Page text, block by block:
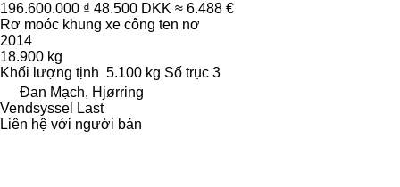
196.600.000 ₫ 48.500 DKK ≈ 6.488 €
Rơ moóc khung xe công ten nơ
2014
18.900 kg
Khối lượng tịnh 5.100 kg Số trục 3
Đan Mạch, Hjørring
Vendsyssel Last
Liên hệ với người bán